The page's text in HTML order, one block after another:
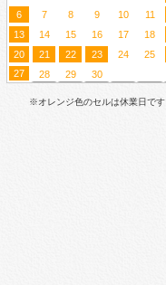
6
7 8 9 10 11
13
14 15 16 17 18
20
21 22 23 24 25
27
28 29 30
※オレンジ色のセルは休業日です